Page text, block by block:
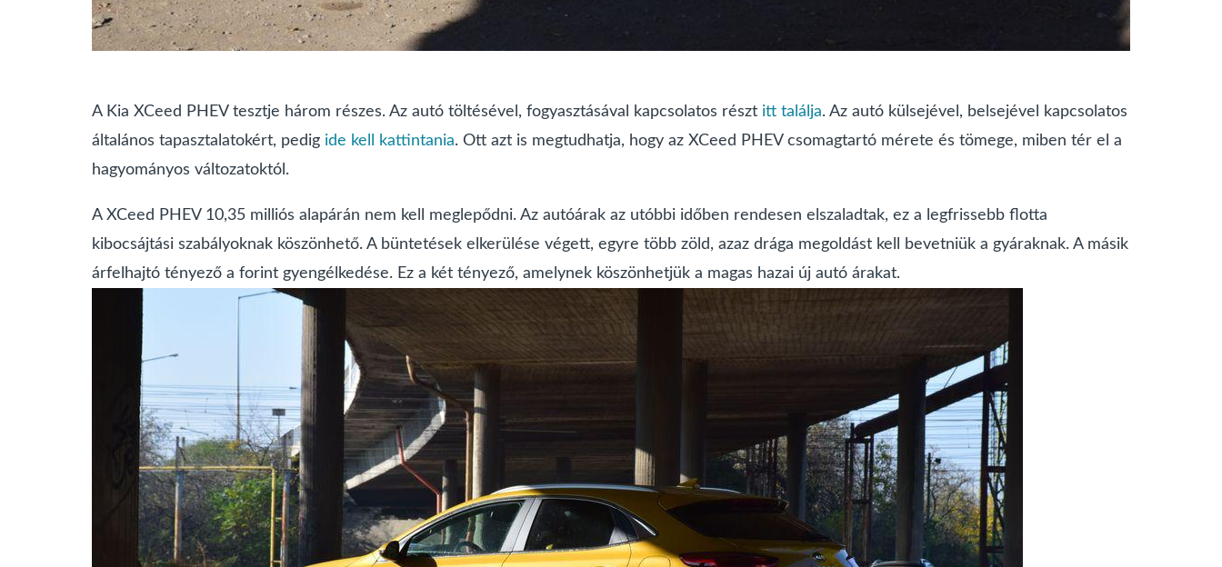
A Kia XCeed PHEV tesztje három részes. Az autó töltésével, fogyasztásával kapcsolatos részt itt találja. Az autó külsejével, belsejével kapcsolatos
általános tapasztalatokért, pedig ide kell kattintania. Ott azt is megtudhatja, hogy az XCeed PHEV csomagtartó mérete és tömege, miben tér el a
hagyományos változatoktól.
A XCeed PHEV 10,35 milliós alapárán nem kell meglepődni. Az autóárak az utóbbi időben rendesen elszaladtak, ez a legfrissebb flotta
kibocsájtási szabályoknak köszönhető. A büntetések elkerülése végett, egyre több zöld, azaz drága megoldást kell bevetniük a gyáraknak. A másik
árfelhajtó tényező a forint gyengélkedése. Ez a két tényező, amelynek köszönhetjük a magas hazai új autó árakat.